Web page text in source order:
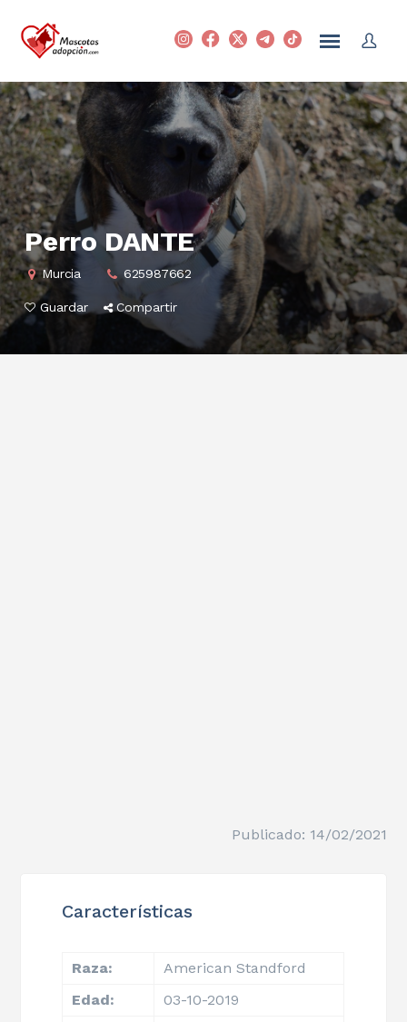
Perro DANTE
Murcia 625987662
Guardar Compartir
Publicado: 14/02/2021
Características
Raza:
American Standford
Edad:
03-10-2019